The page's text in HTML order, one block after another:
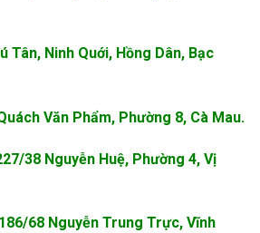
Tân, Ninh Quới, Hồng Dân, Bạc
Văn Phẩm, Phường 8, Cà Mau.
38 Nguyễn Huệ, Phường 4, Vị
186/68 Nguyễn Trung Trực, Vĩnh